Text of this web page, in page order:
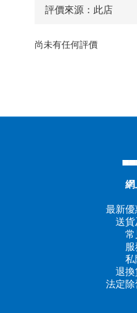
尚未有任何評價
最新
送
常
退
法定